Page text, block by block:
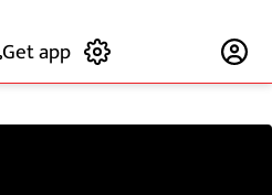
Get app